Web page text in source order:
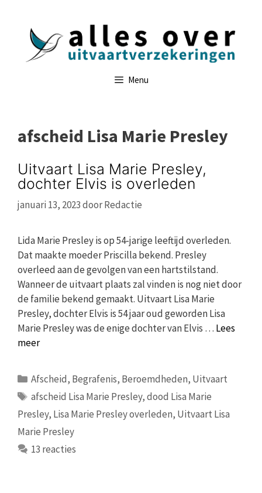
Menu
afscheid Lisa Marie Presley
Uitvaart Lisa Marie Presley,
dochter Elvis is overleden
januari 13, 2023doorRedactie
Lida Marie Presley is op 54-jarige leeftijd overleden.
Dat maakte moeder Priscilla bekend. Presley
overleed aan de gevolgen van een hartstilstand.
Wanneer de uitvaart plaats zal vinden is nog niet door
de familie bekend gemaakt. Uitvaart Lisa Marie
Presley, dochter Elvis is 54 jaar oud geworden Lisa
Marie Presley was de enige dochter van Elvis … Lees
meer
Categorieën
Afscheid, Begrafenis, Beroemdheden, Uitvaart
Tags
afscheid Lisa Marie Presley,dood Lisa Marie
Presley, Lisa Marie Presley overleden, Uitvaart Lisa
Marie Presley
13 reacties